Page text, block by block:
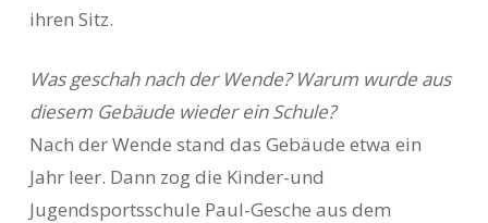
ihren Sitz.
Was geschah nach der Wende? Warum wurde aus
diesem Gebäude wieder ein Schule?
Nach der Wende stand das Gebäude etwa ein
Jahr leer. Dann zog die Kinder-und
Jugendsportsschule Paul-Gesche aus dem